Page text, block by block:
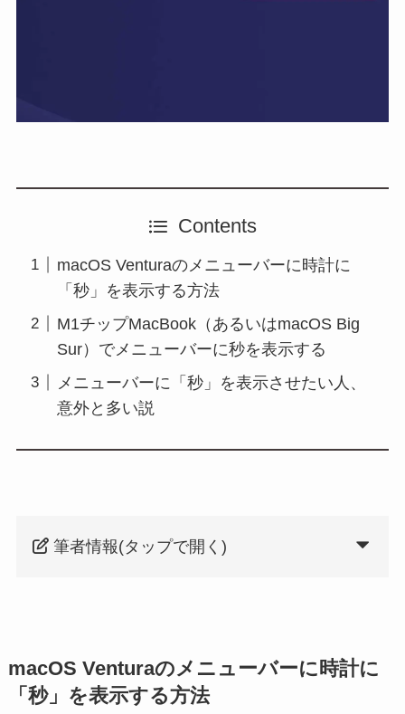
Contents
macOS Venturaのメニューバーに時計に
「秒」を表示する方法
M1チップMacBook（あるいはmacOS Big
Sur）でメニューバーに秒を表示する
メニューバーに「秒」を表示させたい人、
意外と多い説
筆者情報(タップで開く)
macOS Venturaのメニューバーに時計に
「秒」を表示する方法